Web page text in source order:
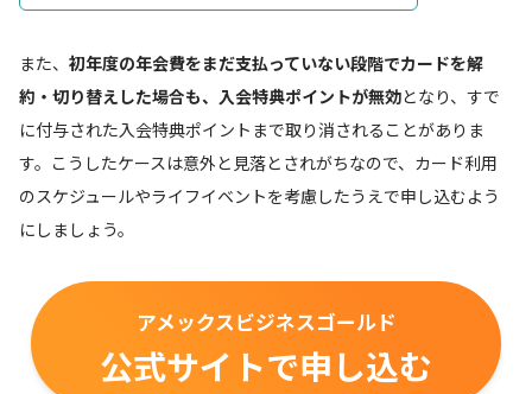
また、 初年度の年会費をまだ支払っていない段階でカードを解
約・切り替えした場合も、入会特典ポイントが無効となり、すで
に付与された入会特典ポイントまで取り消されることがありま
す。こうしたケースは意外と見落とされがちなので、カード利用
のスケジュールやライフイベントを考慮したうえで申し込むよう
にしましょう。
アメックスビジネスゴールド
公式サイトで申し込む